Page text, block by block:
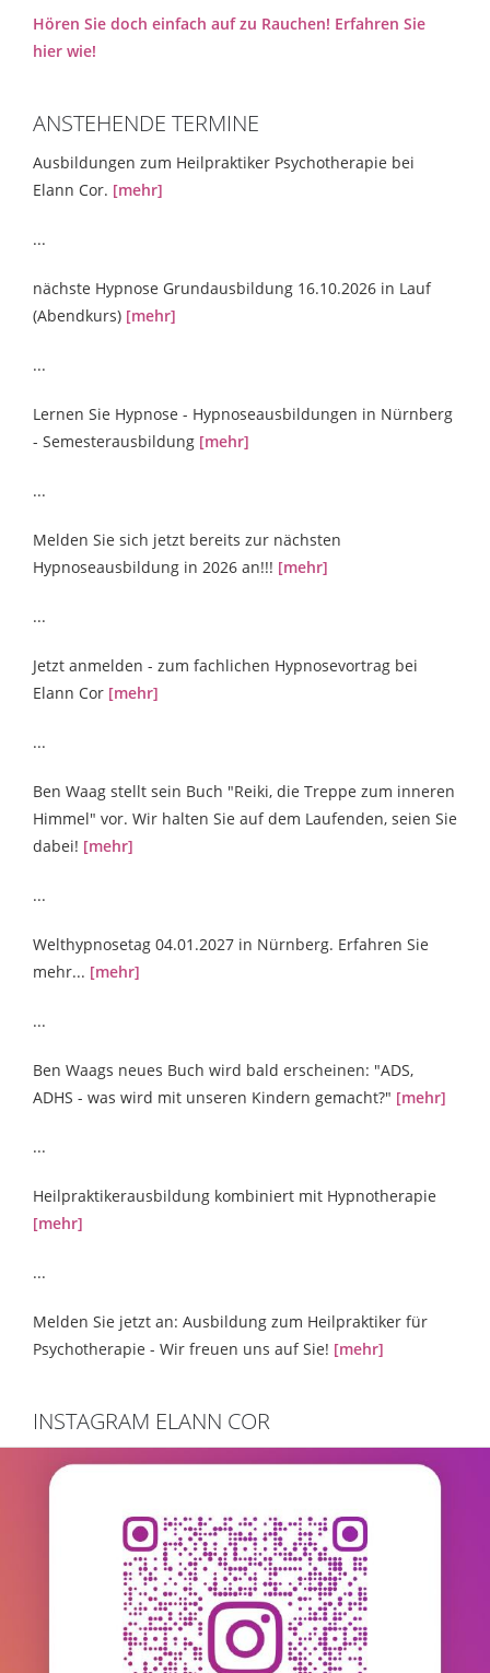
Hören Sie doch einfach auf zu Rauchen! Erfahren Sie
hier wie!
ANSTEHENDE TERMINE
Ausbildungen zum Heilpraktiker Psychotherapie bei
Elann Cor. [mehr]
...
nächste Hypnose Grundausbildung 16.10.2026 in Lauf
(Abendkurs) [mehr]
...
Lernen Sie Hypnose - Hypnoseausbildungen in Nürnberg
- Semesterausbildung [mehr]
...
Melden Sie sich jetzt bereits zur nächsten
Hypnoseausbildung in 2026 an!!! [mehr]
...
Jetzt anmelden - zum fachlichen Hypnosevortrag bei
Elann Cor [mehr]
...
Ben Waag stellt sein Buch "Reiki, die Treppe zum inneren
Himmel" vor. Wir halten Sie auf dem Laufenden, seien Sie
dabei! [mehr]
...
Welthypnosetag 04.01.2027 in Nürnberg. Erfahren Sie
mehr... [mehr]
...
Ben Waags neues Buch wird bald erscheinen: "ADS,
ADHS - was wird mit unseren Kindern gemacht?" [mehr]
...
Heilpraktikerausbildung kombiniert mit Hypnotherapie
[mehr]
...
Melden Sie jetzt an: Ausbildung zum Heilpraktiker für
Psychotherapie - Wir freuen uns auf Sie! [mehr]
INSTAGRAM ELANN COR